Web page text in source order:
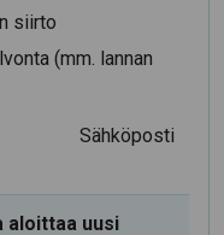
siirto
(mm. lannan
Sähköposti
aloittaa uusi